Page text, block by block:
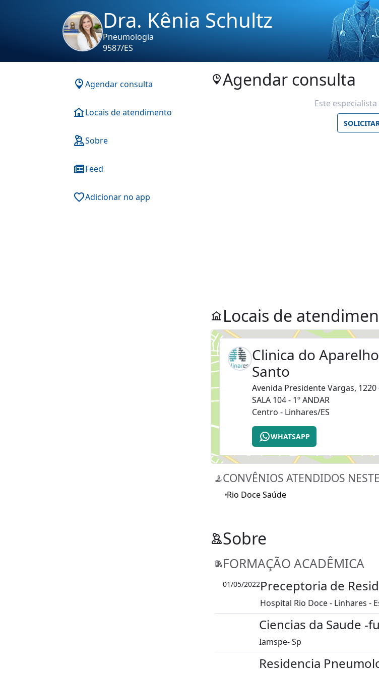
Dra. Kênia Schultz
Pneumologia
9587/ES
Agendar consulta
Locais de atendimento
Sobre
Feed
Adicionar no app
Agendar consulta
Locais de
Clinica do
Santo
Avenida Presidente Vargas, 1220 -
SALA 104 - 1º ANDAR
Centro - Linhares/ES
WHATSAPP
CONVÊNIOS ATENDIDOS
Rio Doce Saúde
Sobre
FORMAÇÃO ACADÊMICA
01/05/2022Preceptoria de
Hospital Rio Doce - Linhares -
Ciencias da Saude -
Iamspe- Sp
Residencia